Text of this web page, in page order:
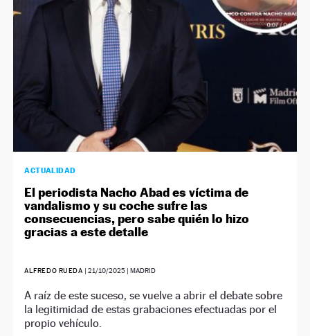
ACTUALIDAD
El periodista Nacho Abad es víctima de
vandalismo y su coche sufre las
consecuencias, pero sabe quién lo hizo
gracias a este detalle
ALFREDO RUEDA | 21/10/2025| MADRID
A raíz de este suceso, se vuelve a abrir el debate sobre
la legitimidad de estas grabaciones efectuadas por el
propio vehículo.